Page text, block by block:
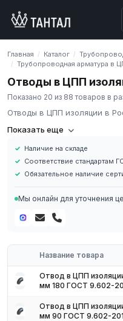
Главная / Каталог /
/ Трубопроводная арматура в
Отводы в ЦПП
Показано 20 из 88 товаров в
Отводы в ЦПП изоляции в
Компания «Тантал»
металлопроката и
В нашем каталоге
ЦПП изоляции различных
сертификаты качества.
Наличие на складе в
Обязательное наличие
Доставка по региону
Для получения актуальных
с нашими менеджерами.
Показать еще
Наличие на складе
Соответствие стандартам
Обязательное наличие
Мы онлайн для уточнения
Название товара
Отвод в ЦПП
мм 180 ГОСТ 9.602-
Отвод в ЦПП
мм 90 ГОСТ 9.602-